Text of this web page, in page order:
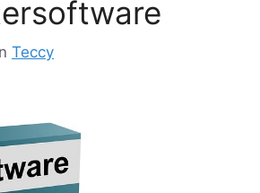
Teccy